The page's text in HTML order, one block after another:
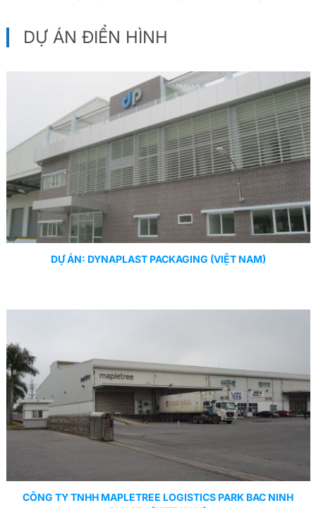
DỰ ÁN ĐIỂN HÌNH
DỰ ÁN: DYNAPLAST PACKAGING (VIỆT NAM)
CÔNG TY TNHH MAPLETREE LOGISTICS PARK BAC NINH